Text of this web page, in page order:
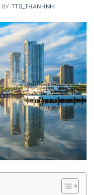
BY TTS_THANHNHI